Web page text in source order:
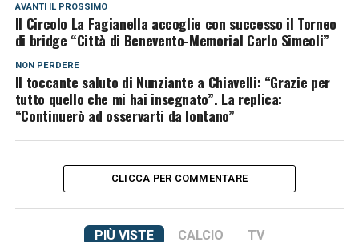
AVANTI IL ​​PROSSIMO
Il Circolo La Fagianella accoglie con successo il Torneo
di bridge “Città di Benevento-Memorial Carlo Simeoli”
NON PERDERE
Il toccante saluto di Nunziante a Chiavelli: “Grazie per
tutto quello che mi hai insegnato”. La replica:
“Continuerò ad osservarti da lontano”
CLICCA PER COMMENTARE
PIÙ VISTE CALCIO TV